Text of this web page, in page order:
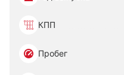
КПП
Пробег